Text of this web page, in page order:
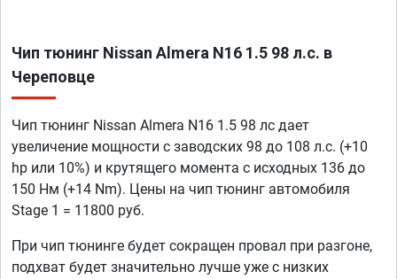
Чип тюнинг Nissan Almera N16 1.5 98 л.с. в
Череповце
Чип тюнинг Nissan Almera N16 1.5 98 лс дает
увеличение мощности с заводских 98 до 108 л.с. (+10
hp или 10%) и крутящего момента с исходных 136 до
150 Нм (+14 Nm). Цены на чип тюнинг автомобиля
Stage 1 = 11800 руб.
При чип тюнинге будет сокращен провал при разгоне,
подхват будет значительно лучше уже с низких